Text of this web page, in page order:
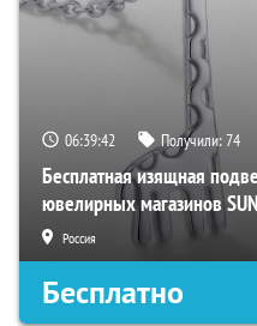
06:39:41 Получили:74
Бесплатная изящная
ювелирных магазинов
Россия
Бесплатно